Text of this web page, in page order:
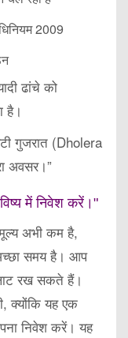
2009
ढांचे को
है।
गुजरात (Dholera
अवसर।”
में निवेश करें।"
अभी कम है,
समय है। आप
रख सकते हैं।
क्योंकि यह एक
निवेश करें। यह